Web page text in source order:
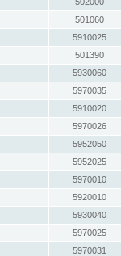
501060
5910025
501390
5930060
5970035
5910020
5970026
5952050
5952025
5970010
5920010
5930040
5970025
5970031